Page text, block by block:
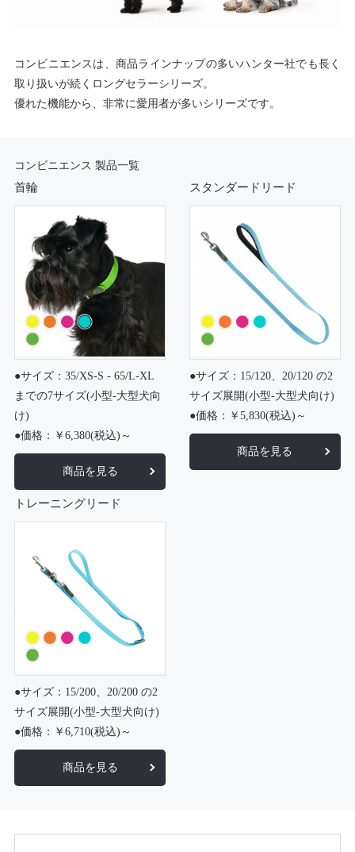
コンビニエンスは、商品ラインナップの多いハンター社でも長く
取り扱いが続くロングセラーシリーズ。
優れた機能から、非常に愛用者が多いシリーズです。
コンビニエンス 製品一覧
首輪
●サイズ：35/XS-S - 65/L-XL
までの7サイズ(小型-大型犬向
け)
●価格：￥6,380(税込)～
商品を見る
スタンダードリード
●サイズ：15/120、20/120 の2
サイズ展開(小型-大型犬向け)
●価格：￥5,830(税込)～
商品を見る
トレーニングリード
●サイズ：15/200、20/200 の2
サイズ展開(小型-大型犬向け)
●価格：￥6,710(税込)～
商品を見る